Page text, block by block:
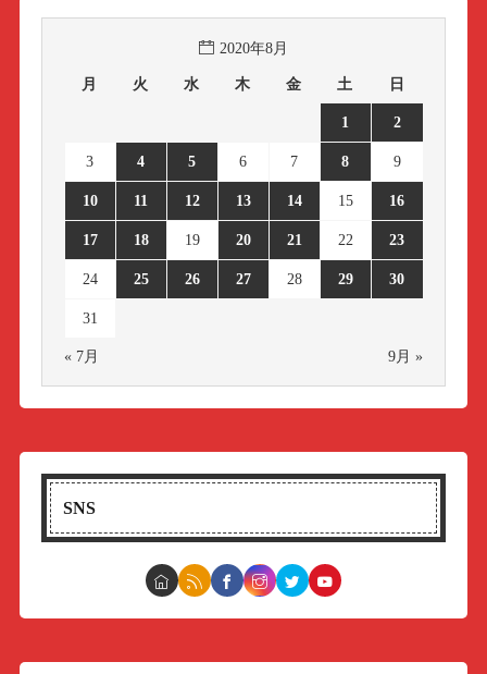
2020年8月
月 火 水 木 金 土 日
1 2
3 4 5 6 7 8 9
10 11 12 13 14 15 16
17 18 19 20 21 22 23
24 25 26 27 28 29 30
31
« 7月 9月 »
SNS